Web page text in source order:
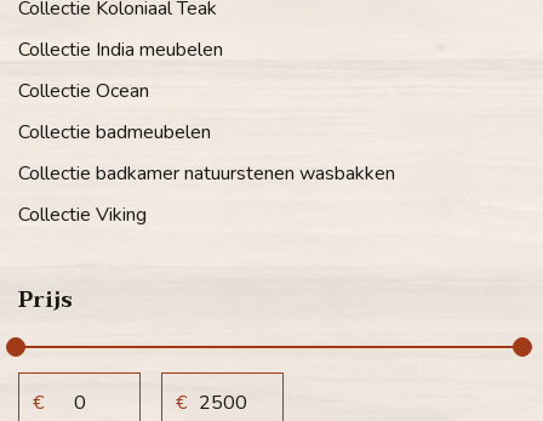
Collectie Koloniaal Teak
Collectie India meubelen
Collectie Ocean
Collectie badmeubelen
Collectie badkamer natuurstenen wasbakken
Collectie Viking
Prijs
€ €